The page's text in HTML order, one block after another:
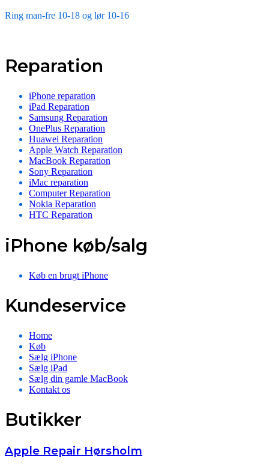
Ring man-fre 10-18 og lør 10-16
Reparation
iPhone reparation
iPad Reparation
Samsung Reparation
OnePlus Reparation
Huawei Reparation
Apple Watch Reparation
MacBook Reparation
Sony Reparation
iMac reparation
Computer Reparation
Nokia Reparation
HTC Reparation
iPhone køb/salg
Køb en brugt iPhone
Kundeservice
Home
Køb
Sælg iPhone
Sælg iPad
Sælg din gamle MacBook
Kontakt os
Butikker
Apple Repair Hørsholm